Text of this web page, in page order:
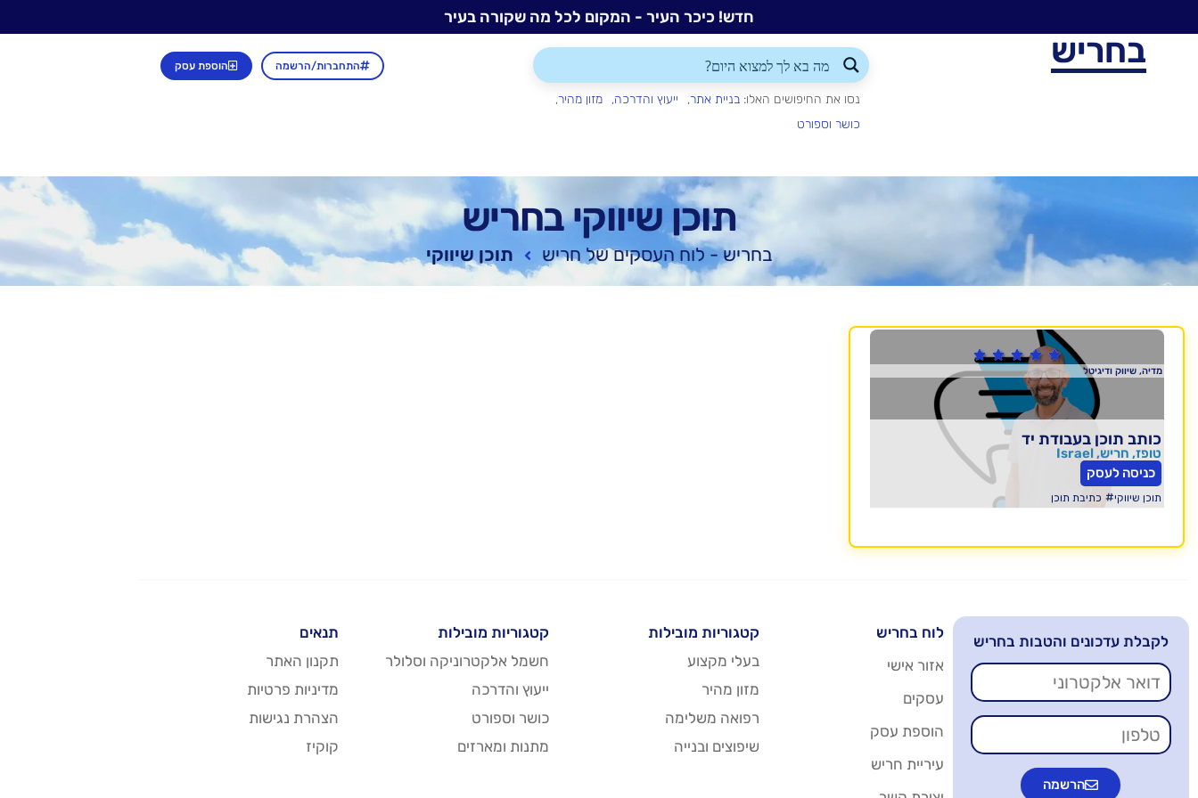
חדש! כיכר העיר - המקום לכל מה שקורה בעיר
בחריש
נסו את החיפושים האלו: בניית אתר ייעוץ והדרכה
מזון מהיר
כושר וספורט
התחברות/הרשמה הוספת עסק
תוכן שיווקי בחריש
בחריש - לוח העסקים של חריש תוכן שיווקי





מדיה, שיווק ודיגיטל
כותב תוכן בעבודת יד
טופז, חריש, Israel
כניסה לעסק
תוכן שיווקי# כתיבת תוכן
לקבלת עדכונים והטבות בחריש
הרשמה
לוח בחריש
אזור אישי
עסקים
הוספת עסק
עיריית חריש
קטגוריות מובילות
בעלי מקצוע
מזון מהיר
רפואה משלימה
שיפוצים ובנייה
קטגוריות מובילות
חשמל אלקטרוניקה וסלולר
ייעוץ והדרכה
כושר וספורט
מתנות ומארזים
תנאים
תקנון האתר
מדיניות פרטיות
הצהרת נגישות
קוקיז